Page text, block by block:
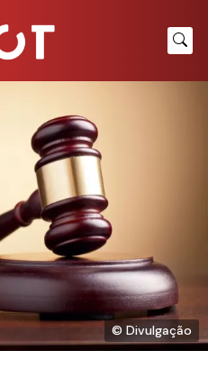
© Divulgação